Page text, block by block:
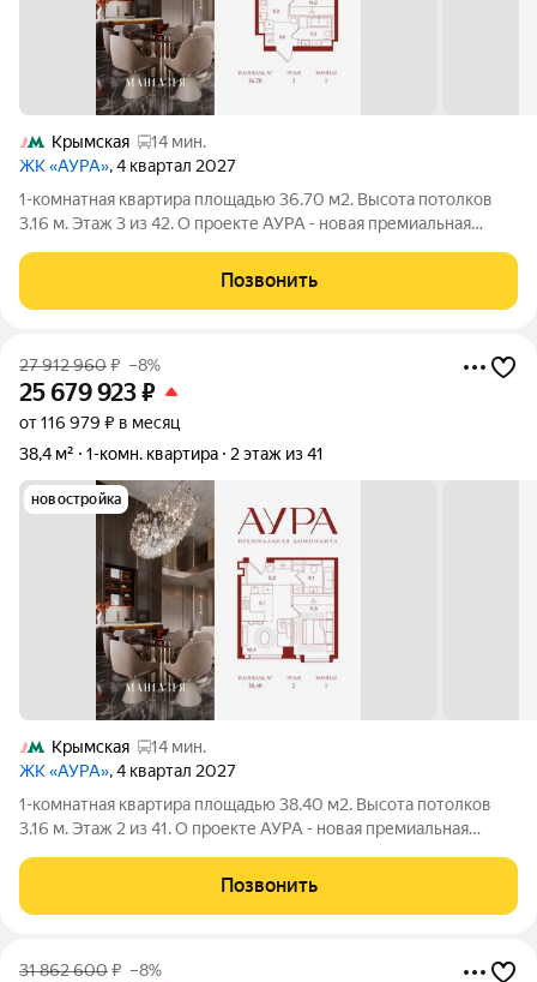
Крымская
14 мин.
ЖК «АУРА», 4 квартал 2027
1-комнатная квартира площадью 36.70 м2. Высота потолков
3.16 м. Этаж 3 из 42. О проекте АУРА - новая премиальная
состоит из 42-этажной Бронзовой башни и 41-этажной
Серебряной. Рядом расположены
Позвонить
27 912 960₽ –8%
25 679 923₽
от 116 979 ₽ в месяц
38,4 м²
1-комн. квартира 2 этаж из 41
новостройка
Крымская
14 мин.
ЖК «АУРА», 4 квартал 2027
1-комнатная квартира площадью 38.40 м2. Высота потолков
3.16 м. Этаж 2 из 41. О проекте АУРА - новая премиальная
состоит из 42-этажной Бронзовой башни и 41-этажной
Серебряной. Рядом расположены
Позвонить
31 862 600₽ –8%